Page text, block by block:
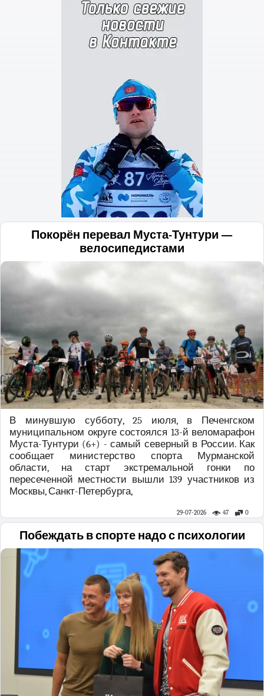
Покорён перевал Муста-Тунтури —
велосипедистами
В минувшую субботу, 25 июля, в Печенгском
муниципальном округе состоялся 13-й веломарафон
Муста-Тунтури (6+) - самый северный в России. Как
сообщает министерство спорта Мурманской
области, на старт экстремальной гонки по
пересеченной местности вышли 139 участников из
Москвы, Санкт-Петербурга,
0
47
29-07-2026
Побеждать в спорте надо с психологии